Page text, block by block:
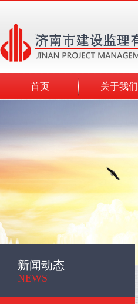
首页 关于我们
新闻动态
NEWS